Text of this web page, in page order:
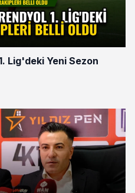
Lig'deki Yeni Sezon